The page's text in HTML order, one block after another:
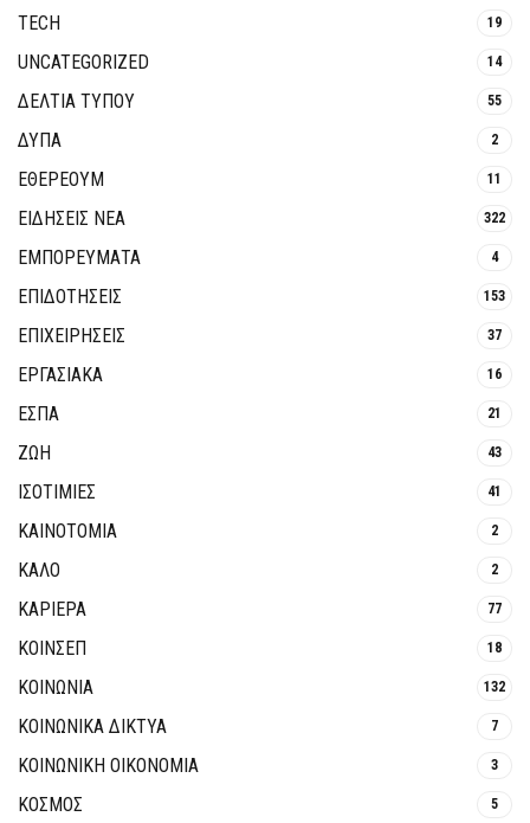
TECH 19
UNCATEGORIZED 14
ΔΕΛΤΙΑ ΤΥΠΟΥ 55
ΔΥΠΑ 2
ΕΘΈΡΕΟΥΜ 11
ΕΙΔΗΣΕΙΣ ΝΕΑ 322
ΕΜΠΟΡΕΥΜΑΤΑ 4
ΕΠΙΔΟΤΗΣΕΙΣ 153
ΕΠΙΧΕΙΡΗΣΕΙΣ 37
ΕΡΓΑΣΙΑΚΑ 16
ΕΣΠΑ 21
ΖΩΗ 43
ΙΣΟΤΙΜΙΕΣ 41
ΚΑΙΝΟΤΟΜΊΑ 2
ΚΑΛΟ 2
ΚΑΡΙΕΡΑ 77
ΚΟΙΝΣΕΠ 18
ΚΟΙΝΩΝΙΑ 132
ΚΟΙΝΩΝΙΚΆ ΔΊΚΤΥΑ 7
ΚΟΙΝΩΝΙΚΉ ΟΙΚΟΝΟΜΊΑ 3
ΚΟΣΜΟΣ 5